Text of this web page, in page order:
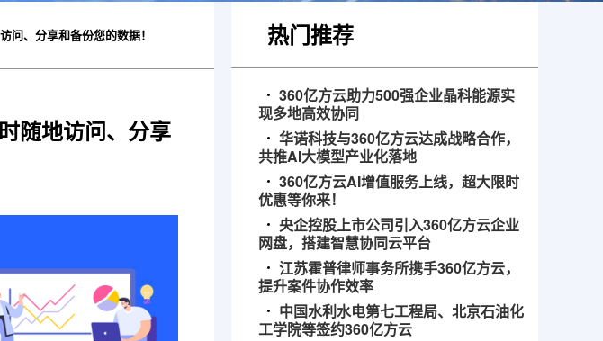
问、分享和备份您的数据！
随地访问、分享
热门推荐
360亿方云助力500强企业晶科能源实
现多地高效协同
华诺科技与360亿方云达成战略合作，
共推AI大模型产业化落地
360亿方云AI增值服务上线，超大限时
优惠等你来！
央企控股上市公司引入360亿方云企业
网盘，搭建智慧协同云平台
江苏霍普律师事务所携手360亿方云，
提升案件协作效率
中国水利水电第七工程局、北京石油化
工学院等签约360亿方云